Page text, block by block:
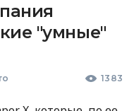
"умные"
1383